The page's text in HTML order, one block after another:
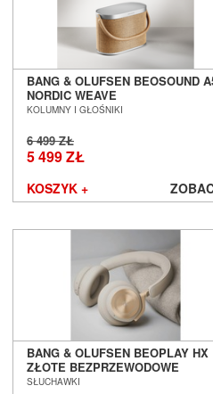
BANG & OLUFSEN BEOSOUND
NORDIC WEAVE
BEZPRZEWODOWY GŁOŚNIK Z
POZNAŃ WROCŁAW --- EX-DEMO
-
KOLUMNY I GŁOŚNIKI
6 499 ZŁ
5 499 ZŁ
KOSZYK +
BANG & OLUFSEN BEOPLAY HX
ZŁOTE BEZPRZEWODOWE
SŁUCHAWKI Z ANC SALON
SŁUCHAWKI